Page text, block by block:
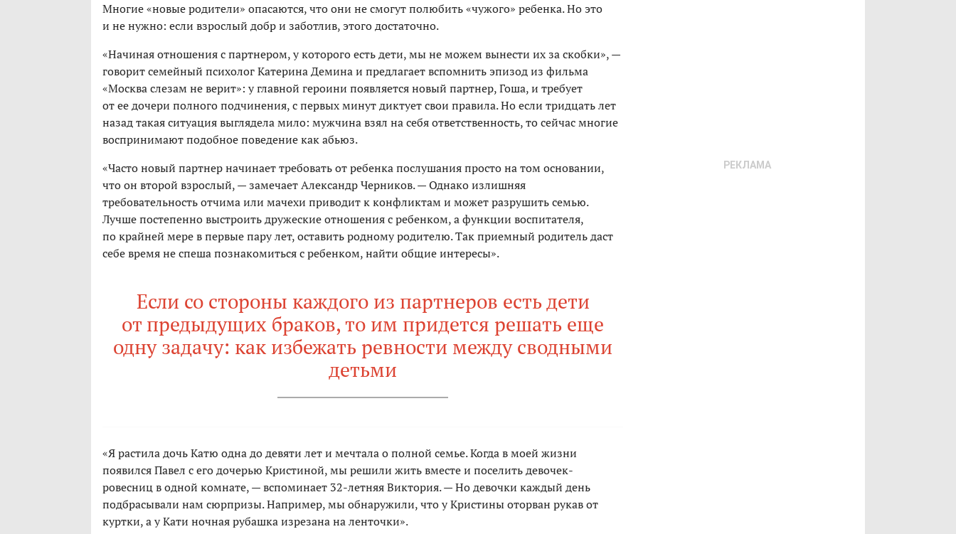
Многие «новые родители» опасаются, что они не смогут полюбить «чужого» ребенка. Но это
и не нужно: если взрослый добр и заботлив, этого достаточно.
«Начиная отношения с партнером, у которого есть дети, мы не можем вынести их за скобки», —
говорит семейный психолог Катерина Демина и предлагает вспомнить эпизод из фильма
«Москва слезам не верит»: у главной героини появляется новый партнер, Гоша, и требует
от ее дочери полного подчинения, с первых минут диктует свои правила. Но если тридцать лет
назад такая ситуация выглядела мило: мужчина взял на себя ответственность, то сейчас многие
воспринимают подобное поведение как абьюз.
«Часто новый партнер начинает требовать от ребенка послушания просто на том основании,
что он второй взрослый, — замечает Александр Черников. — Однако излишняя
требовательность отчима или мачехи приводит к конфликтам и может разрушить семью.
Лучше постепенно выстроить дружеские отношения с ребенком, а функции воспитателя,
по крайней мере в первые пару лет, оставить родному родителю. Так приемный родитель даст
себе время не спеша познакомиться с ребенком, найти общие интересы».
Если со стороны каждого из партнеров есть дети
от предыдущих браков, то им придется решать еще
одну задачу: как избежать ревности между сводными
детьми
«Я растила дочь Катю одна до девяти лет и мечтала о полной семье. Когда в моей жизни
появился Павел с его дочерью Кристиной, мы решили жить вместе и поселить девочек-
ровесниц в одной комнате, — вспоминает 32-летняя Виктория. — Но девочки каждый день
подбрасывали нам сюрпризы. Например, мы обнаружили, что у Кристины оторван рукав от
куртки, а у Кати ночная рубашка изрезана на ленточки».